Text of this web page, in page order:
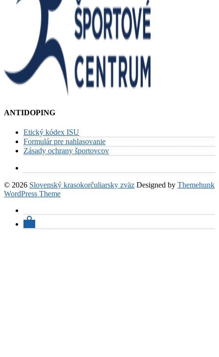
ANTIDOPING
Etický kódex ISU
Formulár pre nahlasovanie
Zásady ochrany športovcov
© 2026 Slovenský krasokorčuliarsky zväz Designed by Themehunk
WordPress Theme